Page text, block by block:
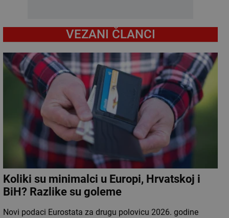
VEZANI ČLANCI
Koliki su minimalci u Europi, Hrvatskoj i
BiH? Razlike su goleme
Novi podaci Eurostata za drugu polovicu 2026. godine